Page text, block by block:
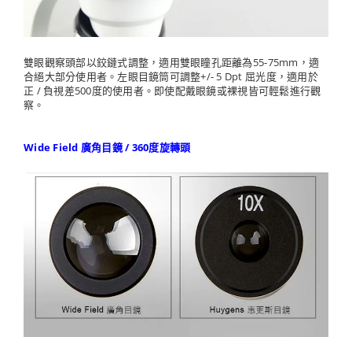
雙眼觀察頭部以鉸鏈式調整，適用雙眼瞳孔距離為55-75mm，適
合絕大部分使用者。左眼目鏡筒可調整+/- 5 Dpt 屈光度，適用於
正 / 負視差500度的使用者。即使配戴眼鏡或裸視皆可輕鬆進行觀
察。
Wide Field 廣角目鏡 / 360度旋轉頭